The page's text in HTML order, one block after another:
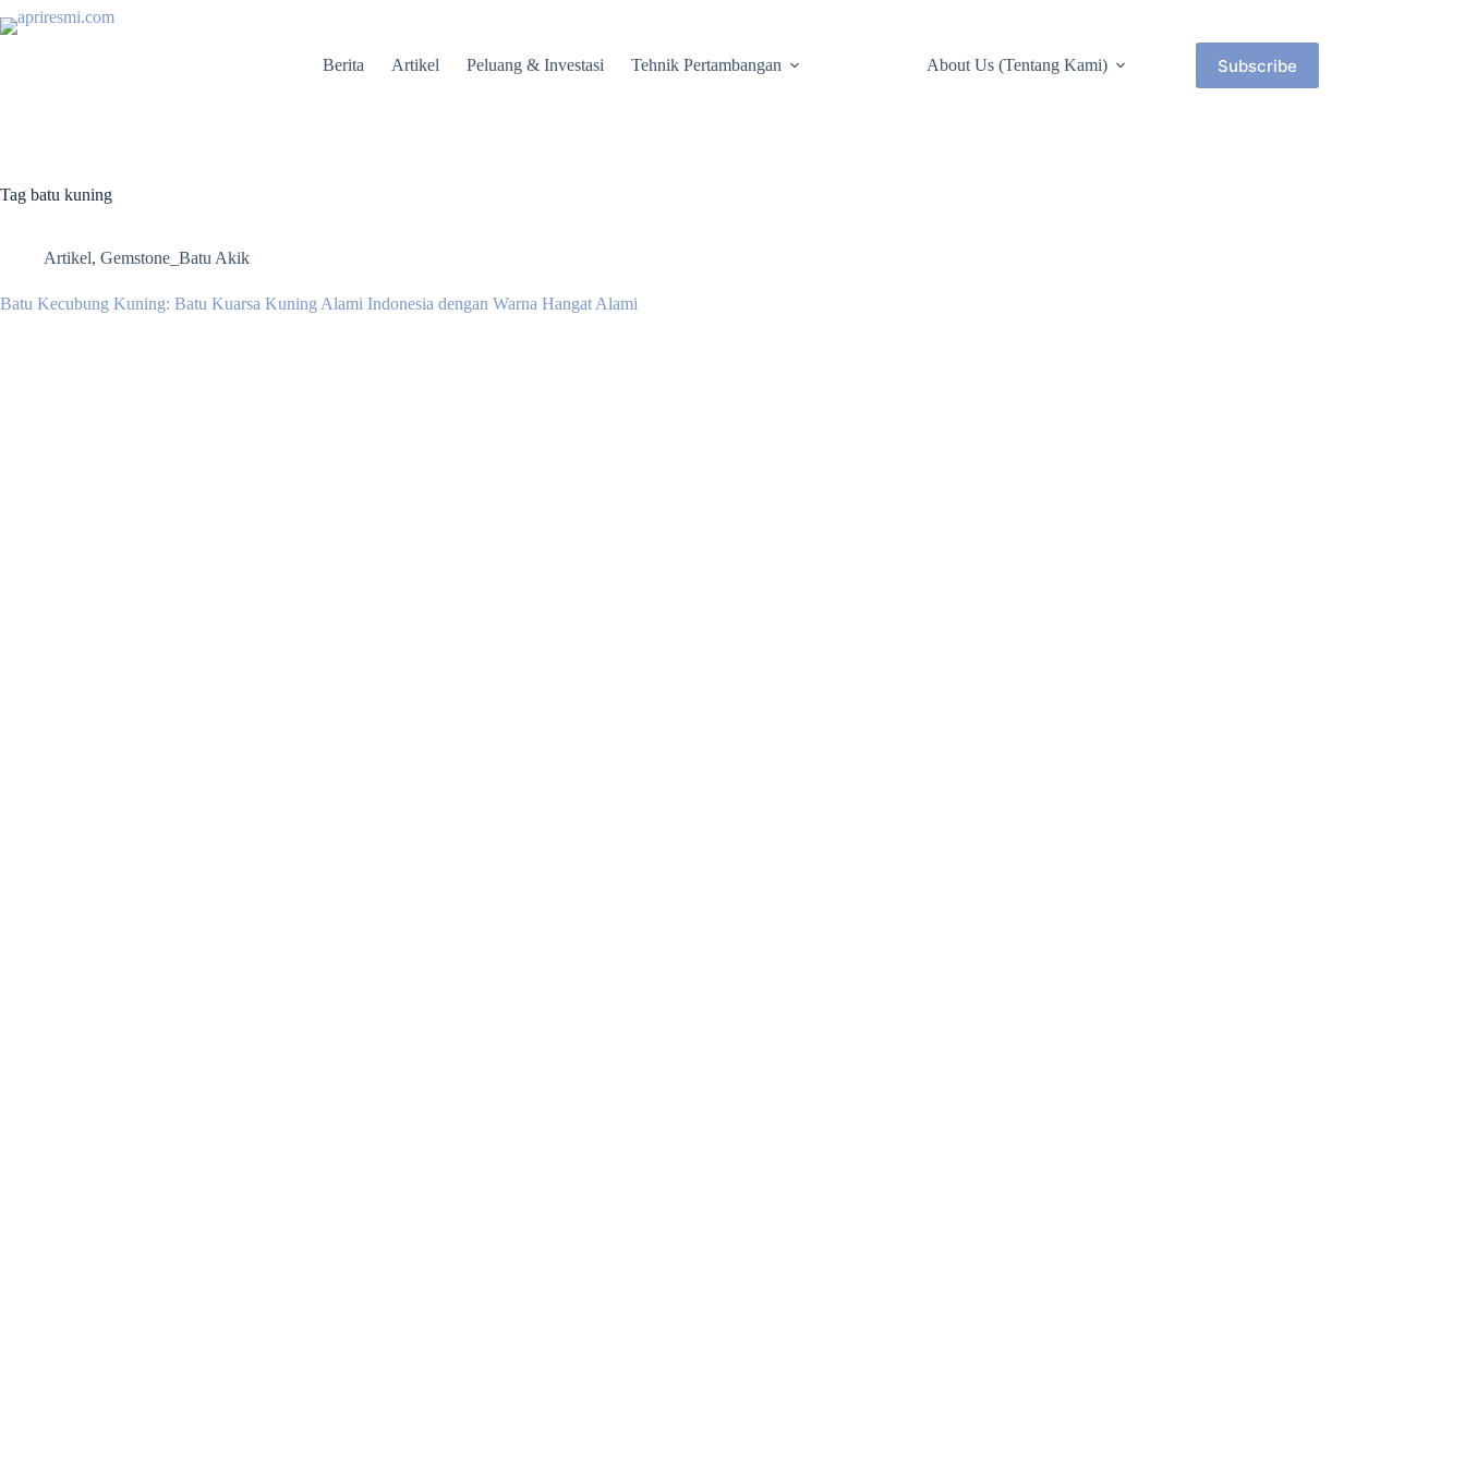
Berita Artikel Peluang & Investasi Tehnik Pertambangan About Us (Tentang Kami) Subscribe
Tag batu kuning
Artikel, Gemstone_Batu Akik
Batu Kecubung Kuning: Batu Kuarsa Kuning Alami Indonesia dengan Warna Hangat Alami